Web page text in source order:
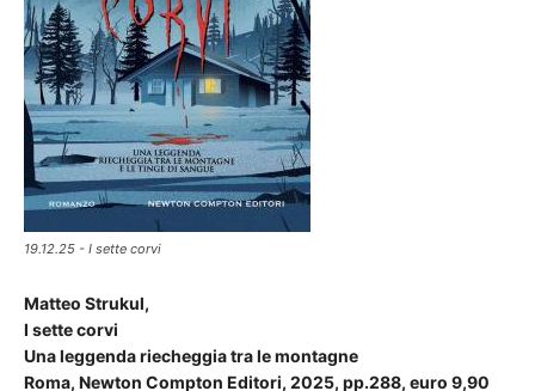
19.12.25 - I sette corvi
Matteo Strukul,
I sette corvi
Una leggenda riecheggia tra le montagne
Roma, Newton Compton Editori, 2025, pp.288, euro 9,90